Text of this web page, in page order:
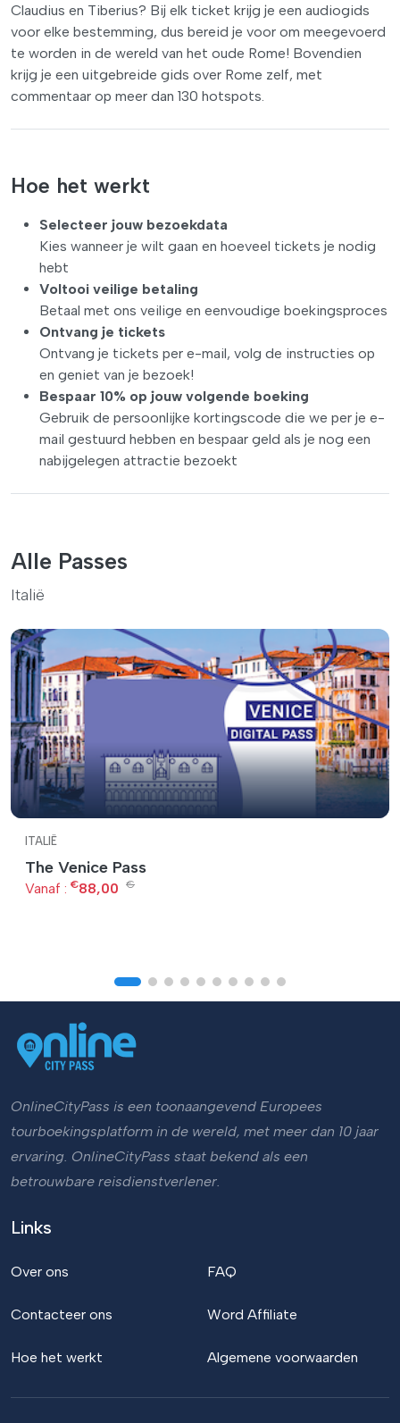
Claudius en Tiberius? Bij elk ticket krijg je een audiogids
voor elke bestemming, dus bereid je voor om meegevoerd
te worden in de wereld van het oude Rome! Bovendien
krijg je een uitgebreide gids over Rome zelf, met
commentaar op meer dan 130 hotspots.
Hoe het werkt
Selecteer jouw bezoekdata
Kies wanneer je wilt gaan en hoeveel tickets je nodig
hebt
Voltooi veilige betaling
Betaal met ons veilige en eenvoudige boekingsproces
Ontvang je tickets
Ontvang je tickets per e-mail, volg de instructies op
en geniet van je bezoek!
Bespaar 10% op jouw volgende boeking
Gebruik de persoonlijke kortingscode die we per je e-
mail gestuurd hebben en bespaar geld als je nog een
nabijgelegen attractie bezoekt
Alle Passes
Italië
ITALIË
The Venice Pass
Vanaf : €88,00 €
OnlineCityPass is een toonaangevend Europees
tourboekingsplatform in de wereld, met meer dan 10 jaar
ervaring. OnlineCityPass staat bekend als een
betrouwbare reisdienstverlener.
Links
Over ons
Contacteer ons
Hoe het werkt
FAQ
Word Affiliate
Algemene voorwaarden